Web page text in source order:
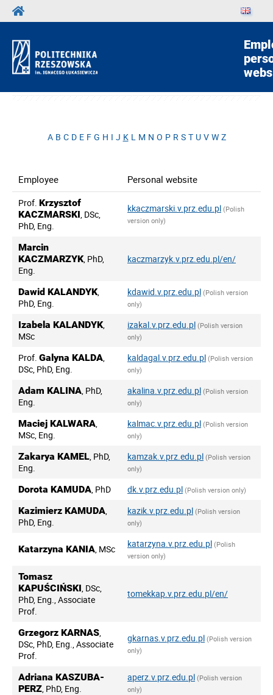
A B C D E F G H I J K L M N O P R S T U V W Z
Employee Personal website
Prof. Krzysztof
KACZMARSKI, DSc,
PhD, Eng.
kkaczmarski.v.prz.edu.pl (Polish
version only)
Marcin
KACZMARZYK, PhD,
Eng.
kaczmarzyk.v.prz.edu.pl/en/
Dawid KALANDYK,
PhD, Eng.
kdawid.v.prz.edu.pl (Polish version
only)
Izabela KALANDYK,
MSc
izakal.v.prz.edu.pl (Polish version
only)
Prof. Galyna KALDA,
DSc, PhD, Eng.
kaldagal.v.prz.edu.pl (Polish version
only)
Adam KALINA, PhD,
Eng.
akalina.v.prz.edu.pl (Polish version
only)
Maciej KALWARA,
MSc, Eng.
kalmac.v.prz.edu.pl (Polish version
only)
Zakarya KAMEL, PhD,
Eng.
kamzak.v.prz.edu.pl (Polish version
only)
Dorota KAMUDA, PhD dk.v.prz.edu.pl (Polish version only)
Kazimierz KAMUDA,
PhD, Eng.
kazik.v.prz.edu.pl (Polish version
only)
Katarzyna KANIA, MSc katarzyna.v.prz.edu.pl (Polish
version only)
Tomasz
KAPUŚCIŃSKI, DSc,
PhD, Eng., Associate
Prof.
tomekkap.v.prz.edu.pl/en/
Grzegorz KARNAS,
DSc, PhD, Eng., Associate
Prof.
gkarnas.v.prz.edu.pl (Polish version
only)
Adriana KASZUBA-
PERZ, PhD, Eng.
aperz.v.prz.edu.pl (Polish version
only)